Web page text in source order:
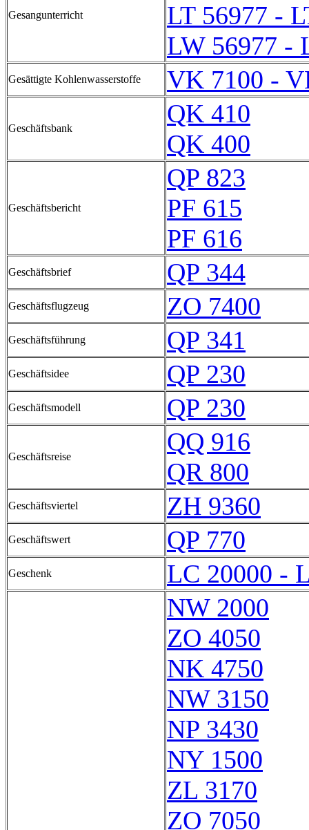
Gesangunterricht
LT 56977 -
LW 56977 -
Gesättigte Kohlenwasserstoffe VK 7100 -
Geschäftsbank
QK 410
QK 400
Geschäftsbericht
QP 823
PF 615
PF 616
Geschäftsbrief QP 344
Geschäftsflugzeug ZO 7400
Geschäftsführung QP 341
Geschäftsidee QP 230
Geschäftsmodell QP 230
Geschäftsreise
QQ 916
QR 800
Geschäftsviertel ZH 9360
Geschäftswert QP 770
Geschenk
LC 20000 -
NW 2000
ZO 4050
NK 4750
NW 3150
NP 3430
NY 1500
ZL 3170
ZO 7050